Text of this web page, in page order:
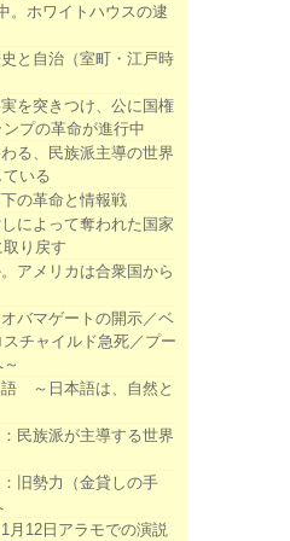
。ホワイトハウスの逮
と自治（室町・江戸時
を突きつけ、公に国権
プの革命が進行中
る、民族派主導の世界
いる
の革命と情報戦
によって奪われた国家
り戻す
アメリカは合衆国から
バマゲートの開示／ベ
チャイルド急死／プー
～日本語は、自然と
民族派が主導する世界
旧勢力（金貸しの手
月12日アラモでの演説